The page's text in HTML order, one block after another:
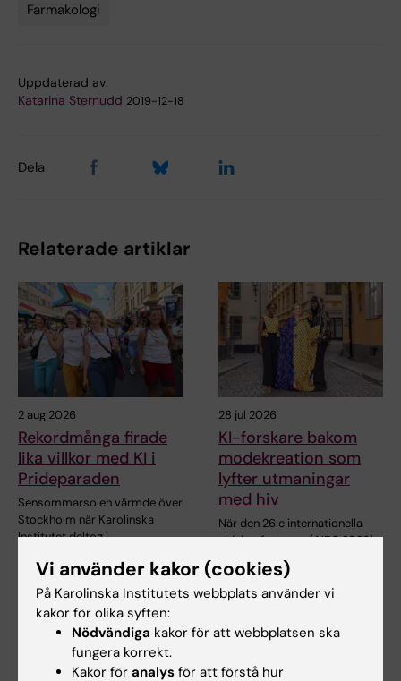
Farmakologi
Uppdaterad av:
Katarina Sternudd 2019-12-18
Dela
Relaterade artiklar
2 aug 2026
Rekordmånga firade
lika villkor med KI i
Prideparaden
Sensommarsolen värmde över
Stockholm när Karolinska
Institutet deltog i…
28 jul 2026
KI-forskare bakom
modekreation som
lyfter utmaningar
med hiv
När den 26:e internationella
aidskonferensen (AIDS 2026)
öppnar i Rio de…
Vi använder kakor (cookies)
På Karolinska Institutets webbplats använder vi
kakor för olika syften:
Nödvändiga kakor för att webbplatsen ska
fungera korrekt.
Kakor för analys för att förstå hur